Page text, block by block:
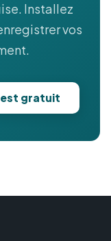
Installez
vos
gratuit